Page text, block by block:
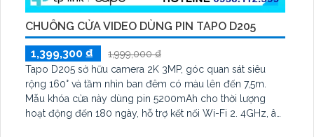
CHUÔNG CỬA VIDEO DÙNG PIN TAPO D205
1,399,300 ₫
1,999,000 ₫
Tapo D205 sở hữu camera 2K 3MP, góc quan sát siêu
rộng 160° và tầm nhìn ban đêm có màu lên đến 7,5m.
Mẫu khóa cửa này dùng pin 5200mAh cho thời lượng
hoạt động đến 180 ngày, hỗ trợ kết nối Wi-Fi 2. 4GHz, âm